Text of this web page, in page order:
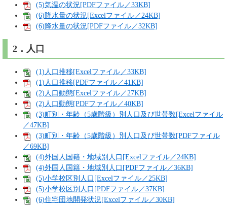
(5)気温の状況[PDFファイル／33KB]
(6)降水量の状況[Excelファイル／24KB]
(6)降水量の状況[PDFファイル／32KB]
2．人口
(1)人口推移[Excelファイル／33KB]
(1)人口推移[PDFファイル／41KB]
(2)人口動態[Excelファイル／27KB]
(2)人口動態[PDFファイル／40KB]
(3)町別・年齢（5歳階級）別人口及び世帯数[Excelファイル
／47KB]
(3)町別・年齢（5歳階級）別人口及び世帯数[PDFファイル
／69KB]
(4)外国人国籍・地域別人口[Excelファイル／24KB]
(4)外国人国籍・地域別人口[PDFファイル／36KB]
(5)小学校区別人口[Excelファイル／25KB]
(5)小学校区別人口[PDFファイル／37KB]
(6)住宅団地開発状況[Excelファイル／30KB]